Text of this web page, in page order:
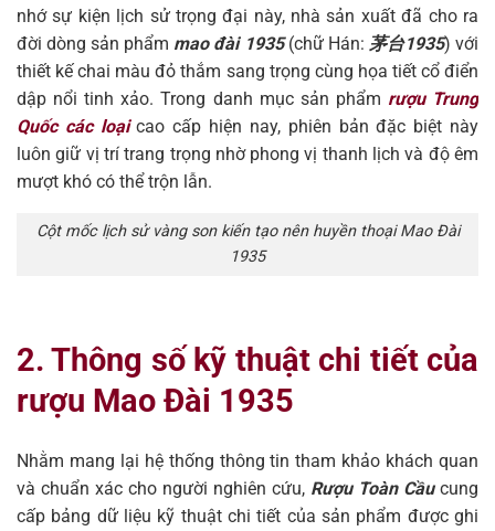
nhớ sự kiện lịch sử trọng đại này, nhà sản xuất đã cho ra
đời dòng sản phẩm mao đài 1935(chữ Hán: 茅台1935) với
thiết kế chai màu đỏ thắm sang trọng cùng họa tiết cổ điển
dập nổi tinh xảo. Trong danh mục sản phẩm rượu Trung
Quốc các loạicao cấp hiện nay, phiên bản đặc biệt này
luôn giữ vị trí trang trọng nhờ phong vị thanh lịch và độ êm
mượt khó có thể trộn lẫn.
Cột mốc lịch sử vàng son kiến tạo nên huyền thoại Mao Đài
1935
2. Thông số kỹ thuật chi tiết của
rượu Mao Đài 1935
Nhằm mang lại hệ thống thông tin tham khảo khách quan
và chuẩn xác cho người nghiên cứu, Rượu Toàn Cầucung
cấp bảng dữ liệu kỹ thuật chi tiết của sản phẩm được ghi